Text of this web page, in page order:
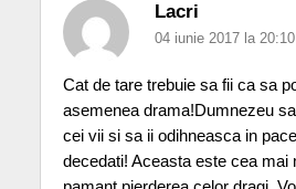
Lacri
04 iunie 2017 la 20:10
Cat de tare trebuie sa fii ca sa
asemenea drama!Dumnezeu
cei vii si sa ii odihneasca in
decedati! Aceasta este cea mai